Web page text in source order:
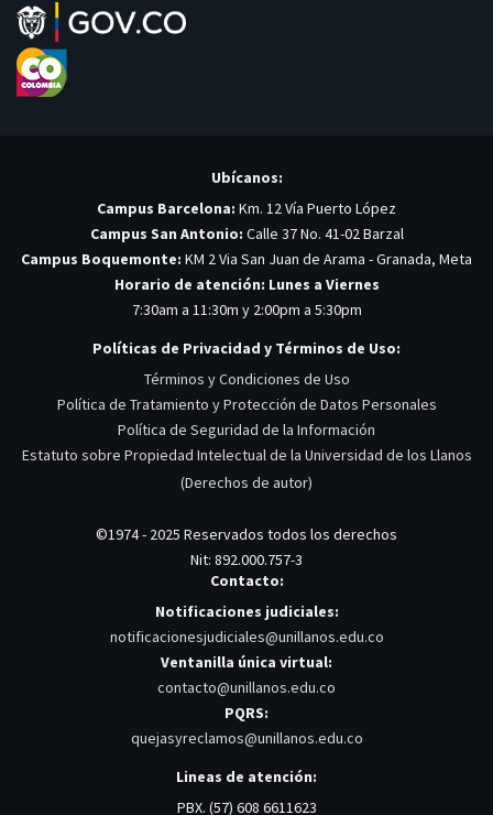
Ubícanos:
Campus Barcelona: Km. 12 Vía Puerto López
Campus San Antonio: Calle 37 No. 41-02 Barzal
Campus Boquemonte: KM 2 Via San Juan de Arama - Granada, Meta
Horario de atención: Lunes a Viernes
7:30am a 11:30m y 2:00pm a 5:30pm
Políticas de Privacidad y Términos de Uso:
Términos y Condiciones de Uso
Política de Tratamiento y Protección de Datos Personales
Política de Seguridad de la Información
Estatuto sobre Propiedad Intelectual de la Universidad de los Llanos
(Derechos de autor)
©1974 - 2025 Reservados todos los derechos
Nit: 892.000.757-3
Contacto:
Notificaciones judiciales:
notificacionesjudiciales@unillanos.edu.co
Ventanilla única virtual:
contacto@unillanos.edu.co
PQRS:
quejasyreclamos@unillanos.edu.co
Lineas de atención:
PBX. (57) 608 6611623